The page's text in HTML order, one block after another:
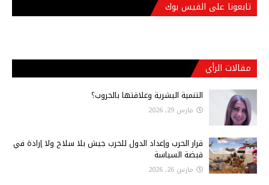
تابعونا على الفيس بوك
مقالات الرأي
التنمية البشرية وعلاقتها بالحروب؟
مارس 29, 2026
قرار الحرب وإعداد الدول للحرب جيش بلا سلاح ولا إرادة في
قبضة السياسة
مارس 26, 2026